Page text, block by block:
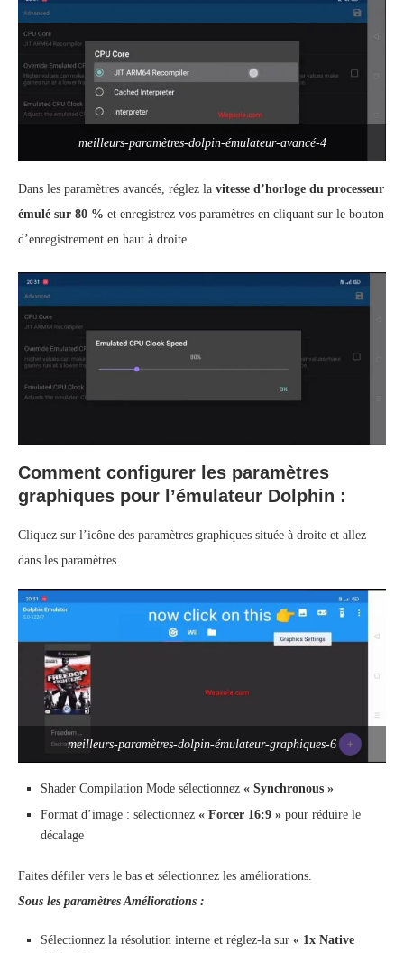
meilleurs-paramètres-dolpin-émulateur-avancé-4
Dans les paramètres avancés, réglez la vitesse d’horloge du processeur
émulé sur 80 % et enregistrez vos paramètres en cliquant sur le bouton
d’enregistrement en haut à droite.
Comment configurer les paramètres
graphiques pour l’émulateur Dolphin :
Cliquez sur l’icône des paramètres graphiques située à droite et allez
dans les paramètres.
meilleurs-paramètres-dolpin-émulateur-graphiques-6
Shader Compilation Mode sélectionnez « Synchronous »
Format d’image : sélectionnez « Forcer 16:9 » pour réduire le
décalage
Faites défiler vers le bas et sélectionnez les améliorations.
Sous les paramètres Améliorations :
Sélectionnez la résolution interne et réglez-la sur « 1x Native